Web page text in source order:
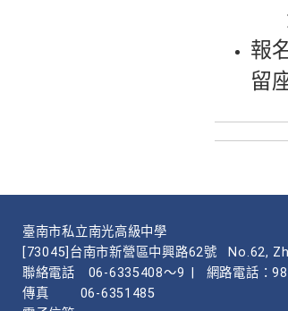
報
留
臺南市私立南光高級中學
[73045]台南市新營區中興路62號
No.62,
聯絡電話
06-6335408～9
網路電話：
傳真
06-6351485